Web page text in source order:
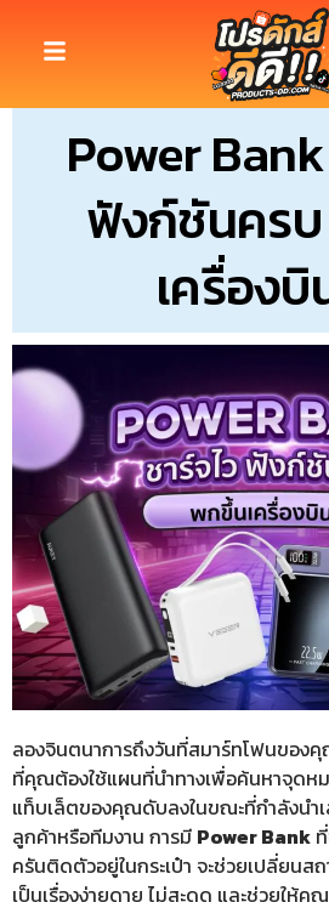
Power
ฟังก์ชันคร
เครื่องบิ
ลองจินตนาการถึงวันที่สมาร์ทโฟนของ
ที่คุณต้องใช้แผนที่นำทางเพื่อค้นหาจุด
แท็บเล็ตของคุณดับลงในขณะที่กำลังนำ
ลูกค้าหรือทีมงาน การมี Power Bank
ครันติดตัวอยู่ในกระเป๋า จะช่วยเปลี่ยนส
เป็นเรื่องง่ายดาย ไม่สะดุด และช่วยให้